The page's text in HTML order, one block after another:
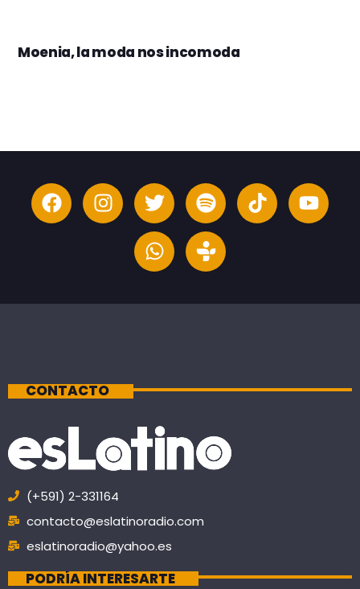
Moenia, la moda nos incomoda
CONTACTO
(+591) 2-331164
contacto@eslatinoradio.com
eslatinoradio@yahoo.es
PODRÍA INTERESARTE